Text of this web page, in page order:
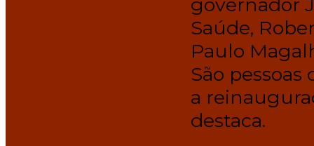
Saúde,
Paulo
São
a
destaca.